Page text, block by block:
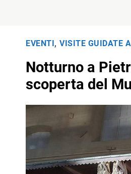
EVENTI , VISITE GUIDATE
Notturno a
scoperta del